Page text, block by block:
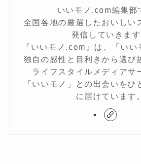
いいモノ.com編集部
全国各地の厳選したおいしい
発信していきます
『いいモノ.com』は、「いい
独自の感性と目利きから選び
ライフスタイルメディアサ
「いいモノ」との出会いをひ
に届けています。